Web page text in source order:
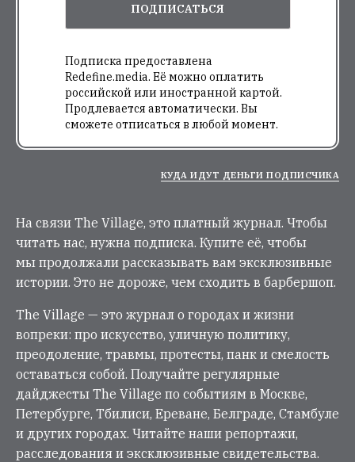
ПОДПИСАТЬСЯ
Подписка предоставлена
Redefine.media. Её можно оплатить
российской или иностранной картой.
Продлевается автоматически. Вы
сможете отписаться в любой момент.
КУДА ИДУТ ДЕНЬГИ ПОДПИСЧИКА
На связи The Village, это платный журнал. Чтобы
читать нас, нужна подписка. Купите её, чтобы
мы продолжали рассказывать вам эксклюзивные
истории. Это не дороже, чем сходить в барбершоп.
The Village — это журнал о городах и жизни
вопреки: про искусство, уличную политику,
преодоление, травмы, протесты, панк и смелость
оставаться собой. Получайте регулярные
дайджесты The Village по событиям в Москве,
Петербурге, Тбилиси, Ереване, Белграде, Стамбуле
и других городах. Читайте наши репортажи,
расследования и эксклюзивные свидетельства.